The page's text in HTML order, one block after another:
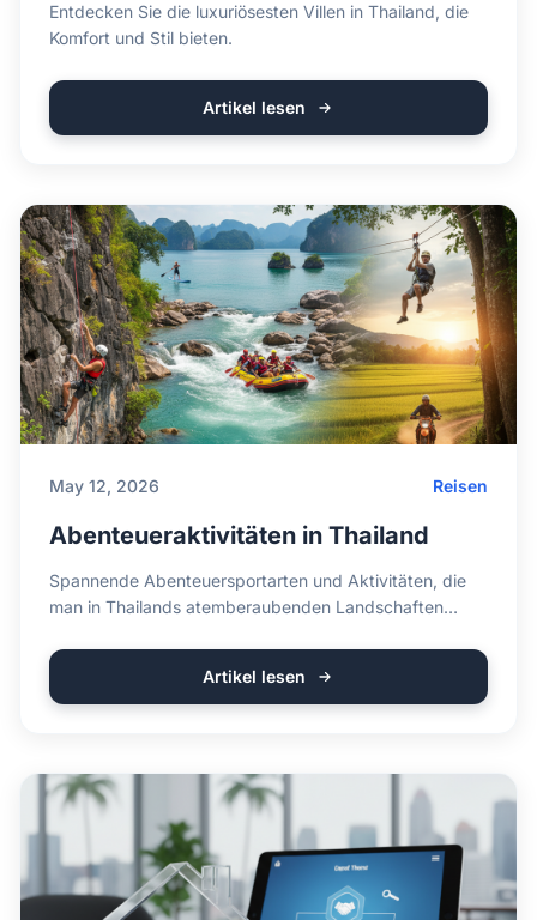
Entdecken Sie die luxuriösesten Villen in Thailand, die
Komfort und Stil bieten.
Artikel lesen
May 12, 2026 Reisen
Abenteueraktivitäten in Thailand
Spannende Abenteuersportarten und Aktivitäten, die
man in Thailands atemberaubenden Landschaften
Artikel lesen